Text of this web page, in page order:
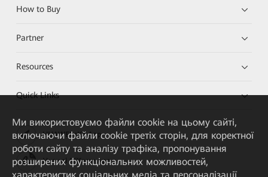
How to Buy
Partner
Resources
Quick Links
HUAWEI eKit App
Huawei HiKnow App
Ми використовуємо файли cookie на цьому сайті,
включаючи файли cookie третіх сторін, для коректної
роботи сайту та аналізу трафіка, пропонування
розширених функціональних можливостей,